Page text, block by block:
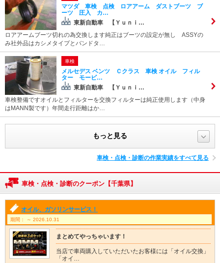
マツダ 車検 点検 ロアアーム ダストブーツ ブ
ーツ 圧入 カ…
東新自動車 【Ｙｕｎｉ…
ロアアームブーツ切れの為交換します純正はブーツの設定が無し ASSYの
み社外品はカシメタイプとバンドタ…
車検
メルセデス ベンツ Ｃクラス 車検 オイル フィル
ター モービ…
東新自動車 【Ｙｕｎｉ…
車検整備ですオイルとフィルターを交換フィルターは純正使用します（中身
はMANN製です）年間走行距離はか…
もっと見る
車検・点検・診断の作業実績をすべて見る
車検・点検・診断のクーポン【千葉県】
オイル、ガソリンサービス！
期間： ～ 2026.10.31
まとめてやっちゃいます！
当店で車両購入していただいたお客様には「オイル交換」
「オイ…